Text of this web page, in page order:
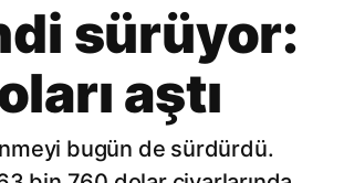
sürüyor:
aştı
bugün de sürdürdü.